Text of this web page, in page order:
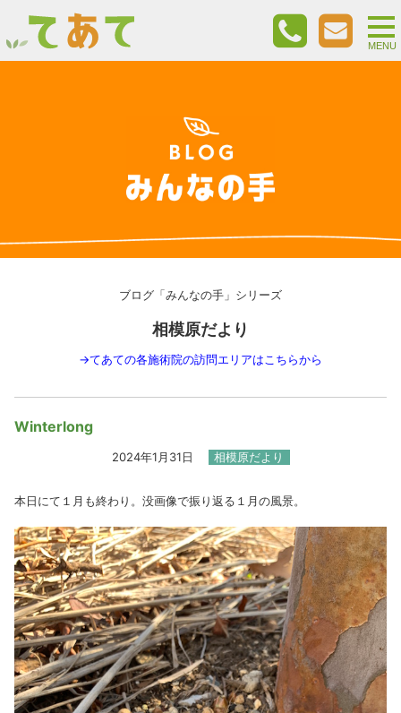
ブログ「みんなの手」シリーズ
相模原だより
→てあての各施術院の訪問エリアはこちらから
Winterlong
2024年1月31日 相模原だより
本日にて１月も終わり。没画像で振り返る１月の風景。
MENU